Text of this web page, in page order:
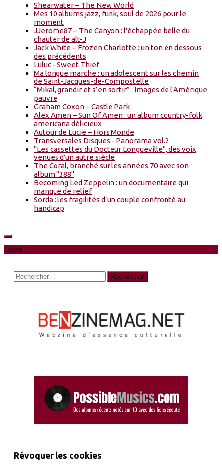
Shearwater – The New World
Mes 10 albums jazz, funk, soul de 2026 pour le
moment
JJerome87 – The Canyon : l'échappée belle du
chauter de alt-J
Jack White – Frozen Charlotte : un ton en dessous
des précédents
Luluc - Sweet Thief
Ma longue marche : un adolescent sur les chemin
de Saint-Jacques-de-Compostelle
“Mikal, grandir et s’en sortir” : Images de l'Amérique
pauvre
Graham Coxon – Castle Park
Alex Amen – Sun Of Amen : un album country-folk
americana délicieux
Autour de Lucie – Hors Monde
Transversales Disques - Panorama vol.2
"Les cassettes du Docteur Longueville", des voix
venues d'un autre siècle
The Coral, branché sur les années 70 avec son
album "388"
Becoming Led Zeppelin : un documentaire qui
manque de relief
Sorda : les fragilités d’un couple confronté au
handicap
Liens
Rechercher :
Révoquer les cookies